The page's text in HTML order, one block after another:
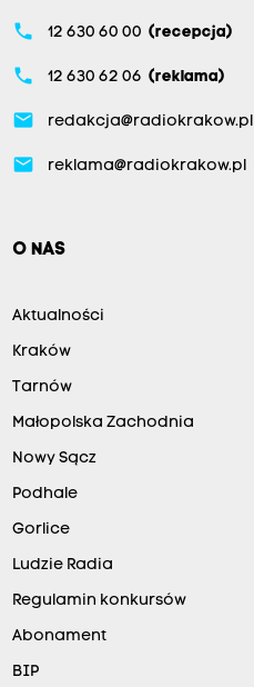
phone 12 630 60 00 (recepcja)
phone 12 630 62 06 (reklama)
email redakcja@radiokrakow.pl
email reklama@radiokrakow.pl
O NAS
Aktualności
Kraków
Tarnów
Małopolska Zachodnia
Nowy Sącz
Podhale
Gorlice
Ludzie Radia
Regulamin konkursów
Abonament
BIP